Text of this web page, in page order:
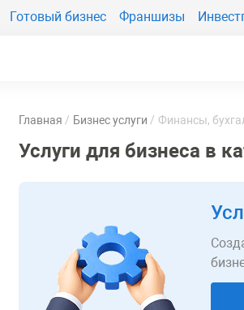
Готовый бизнес Франшизы
Главная Бизнес услуги Финансы,
Услуги для бизнеса в